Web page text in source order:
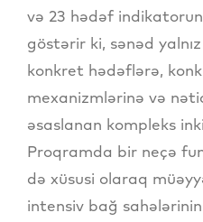
və 23 hədəf
göstərir ki, sənəd
konkret hədəflərə,
mexanizmlərinə və
əsaslanan kompleks
Proqramda bir neçə
də xüsusi olaraq
intensiv bağ sahələrinin